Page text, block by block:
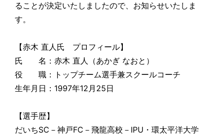
ることが決定いたしましたので、お知らせいたしま
す。
【赤木 直人氏 プロフィール】
氏 名：赤木 直人（あかぎ なおと）
役 職：トップチーム選手兼スクールコーチ
生年月日：1997年12月25日
【選手歴】
だいちSC－神戸FC－飛龍高校－IPU・環太平洋大学